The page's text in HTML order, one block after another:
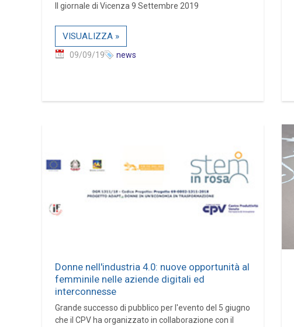
Il giornale di Vicenza 9 Settembre 2019
VISUALIZZA »
09/09/19 news
Donne nell'industria 4.0: nuove opportunità al
femminile nelle aziende digitali ed
interconnesse
Grande successo di pubblico per l'evento del 5 giugno
che il CPV ha organizzato in collaborazione con il